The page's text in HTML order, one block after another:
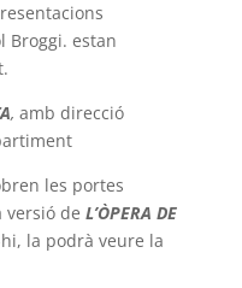
Broggi. estan
, amb direcció
les portes
de L’ÒPERA DE
la podrà veure la